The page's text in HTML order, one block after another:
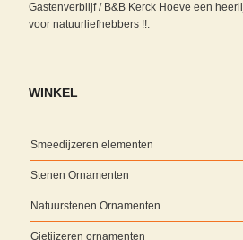
Gastenverblijf / B&B Kerck Hoeve een
voor natuurliefhebbers !!.
WINKEL
Smeedijzeren elementen
Stenen Ornamenten
Natuurstenen Ornamenten
Gietijzeren ornamenten